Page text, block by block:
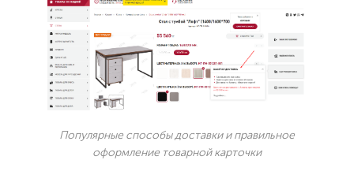
Популярные способы доставки и правильное
оформление товарной карточки